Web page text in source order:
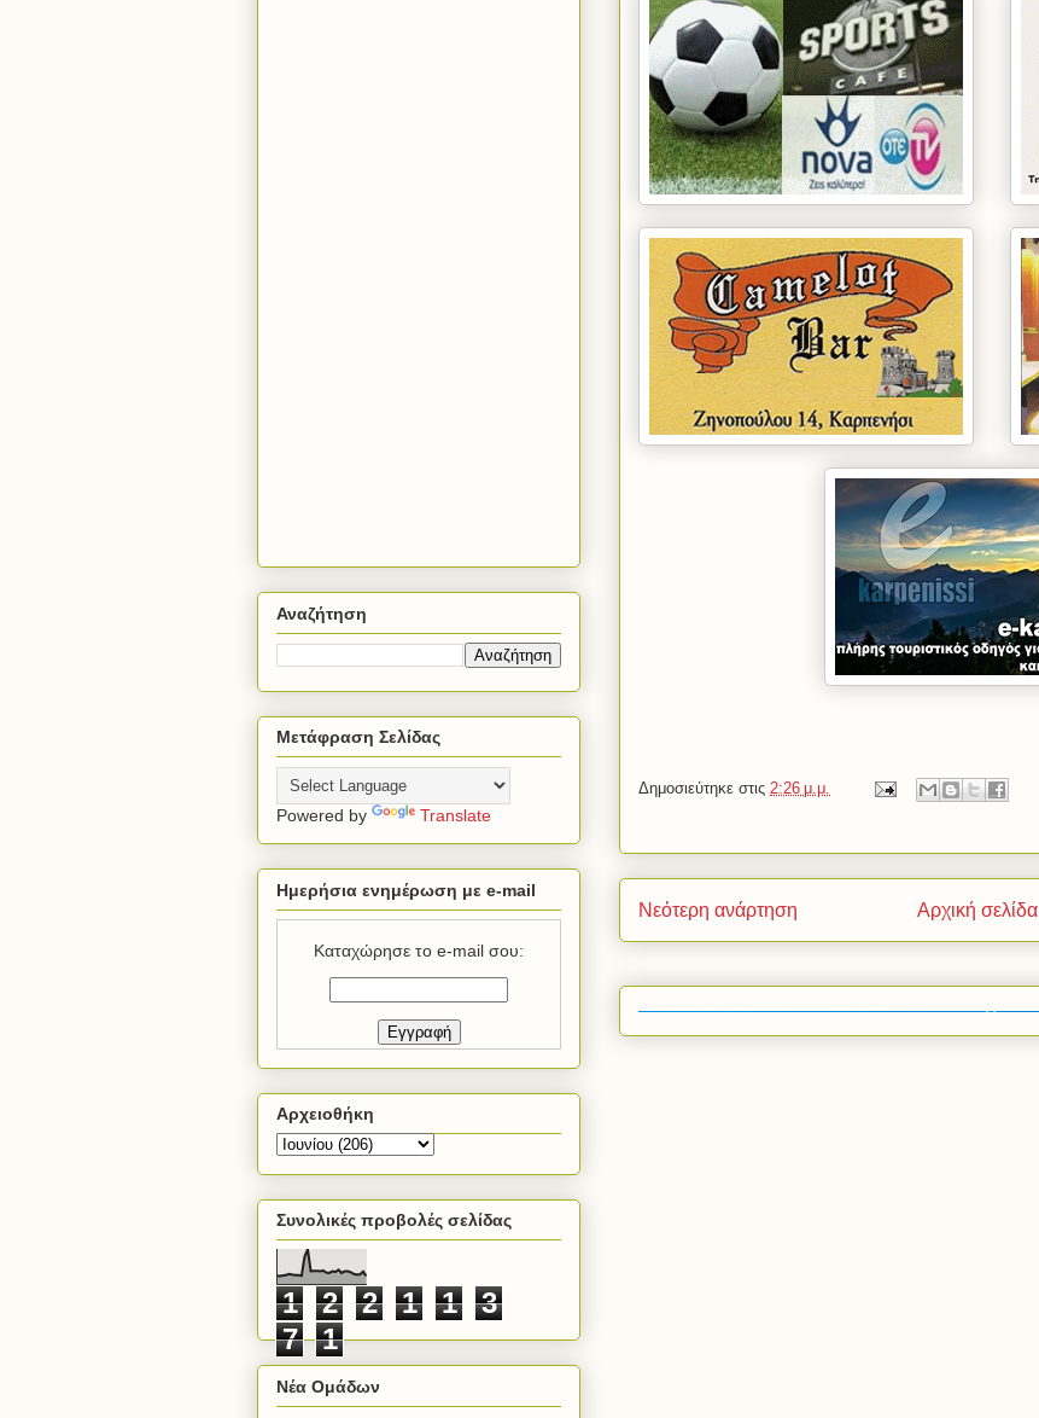
Δημοσιεύτηκε στις 2:26 μ.μ.
Νεότερη ανάρτηση Αρχική σελίδα
Αναζήτηση
Μετάφραση Σελίδας
Powered by Translate
Ημερήσια ενημέρωση με e-mail
Καταχώρησε το e-mail σου:
Αρχειοθήκη
Συνολικές προβολές σελίδας
1 2 2 1 1
3
7
1
Νέα Ομάδων